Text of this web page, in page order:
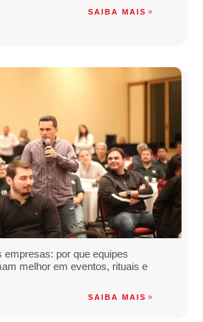
SAIBA MAIS
empresas: por que equipes
melhor em eventos, rituais e
SAIBA MAIS